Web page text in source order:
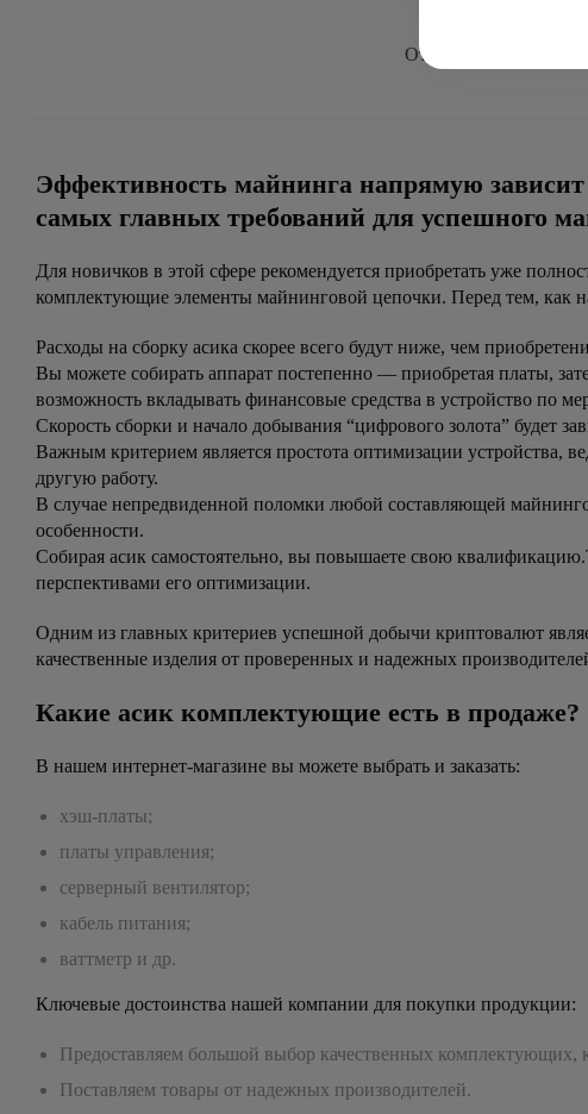
Отображается
Эффективность майнинга напрямую
самых главных требований для успешного
Для новичков в этой сфере рекомендуется приобретать уже
комплектующие элементы майнинговой цепочки. Перед тем, как
Расходы на сборку асика скорее всего будут ниже, чем
Вы можете собирать аппарат постепенно — приобретая платы,
возможность вкладывать финансовые средства в устройство по
Скорость сборки и начало добывания “цифрового золота” будет
Важным критерием является простота оптимизации устройства,
другую работу.
В случае непредвиденной поломки любой составляющей
особенности.
Собирая асик самостоятельно, вы повышаете свою
перспективами его оптимизации.
Одним из главных критериев успешной добычи криптовалют
качественные изделия от проверенных и надежных
Какие асик комплектующие есть в продаже?
В нашем интернет-магазине вы можете выбрать и заказать:
хэш-платы;
платы управления;
серверный вентилятор;
кабель питания;
ваттметр и др.
Ключевые достоинства нашей компании для покупки продукции:
Предоставляем большой выбор качественных комплектующих,
Поставляем товары от надежных производителей.